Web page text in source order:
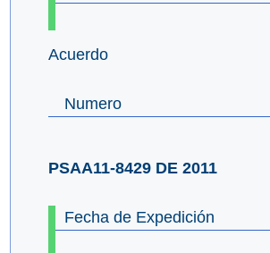
Acuerdo
Numero
PSAA11-8429 DE 2011
Fecha de Expedición